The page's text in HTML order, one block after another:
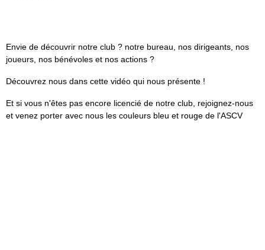
Envie de découvrir notre club ? notre bureau, nos dirigeants, nos
joueurs, nos bénévoles et nos actions ?
Découvrez nous dans cette vidéo qui nous présente !
Et si vous n'êtes pas encore licencié de notre club, rejoignez-nous
et venez porter avec nous les couleurs bleu et rouge de l'ASCV